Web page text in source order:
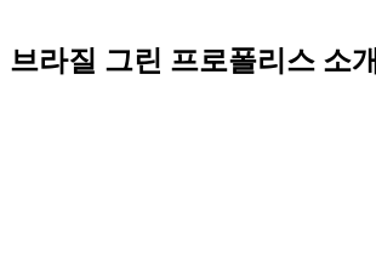
브라질 그린 프로폴리스 소개